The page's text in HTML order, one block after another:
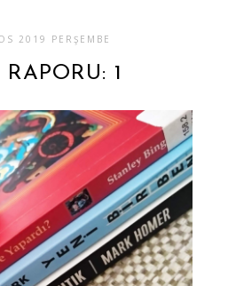
2019 PERŞEMBE
RAPORU: 1